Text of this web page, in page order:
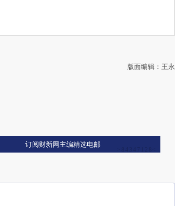
版面编辑：王永
订阅财新网主编精选电邮